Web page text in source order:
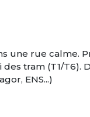
une rue calme.
tram (T1/
ENS...)